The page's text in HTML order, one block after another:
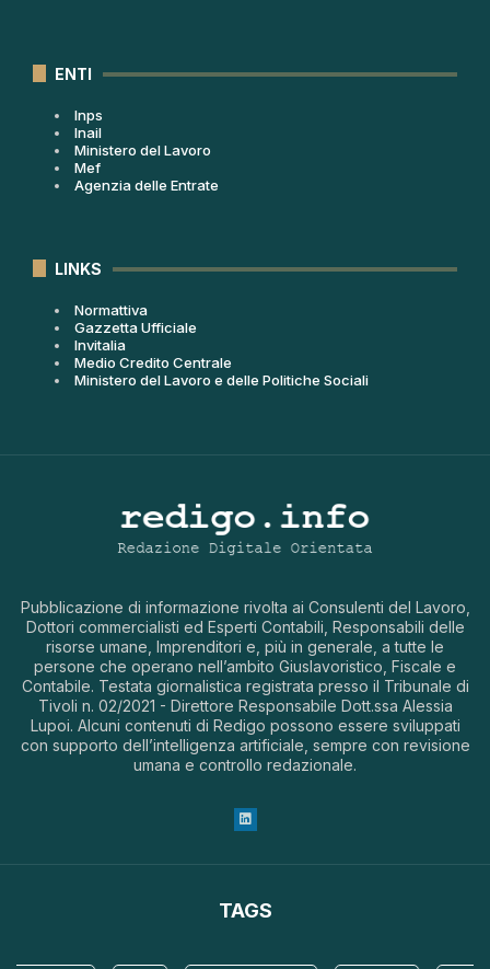
ENTI
Inps
Inail
Ministero del Lavoro
Mef
Agenzia delle Entrate
LINKS
Normattiva
Gazzetta Ufficiale
Invitalia
Medio Credito Centrale
Ministero del Lavoro e delle Politiche Sociali
Pubblicazione di informazione rivolta ai Consulenti del Lavoro,
Dottori commercialisti ed Esperti Contabili, Responsabili delle
risorse umane, Imprenditori e, più in generale, a tutte le
persone che operano nell’ambito Giuslavoristico, Fiscale e
Contabile. Testata giornalistica registrata presso il Tribunale di
Tivoli n. 02/2021 - Direttore Responsabile Dott.ssa Alessia
Lupoi. Alcuni contenuti di Redigo possono essere sviluppati
con supporto dell’intelligenza artificiale, sempre con revisione
umana e controllo redazionale.
TAGS